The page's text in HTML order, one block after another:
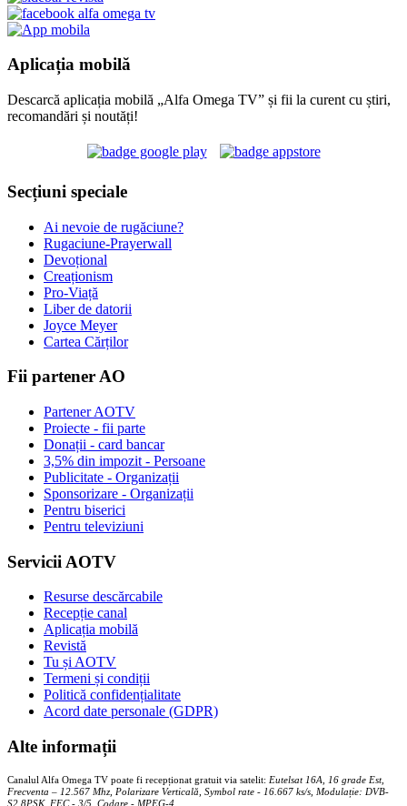
Aplicația mobilă
Descarcă aplicația mobilă „Alfa Omega TV” și fii la curent cu știri,
recomandări și noutăți!
Secțiuni speciale
Ai nevoie de rugăciune?
Rugaciune-Prayerwall
Devoțional
Creaționism
Pro-Viață
Liber de datorii
Joyce Meyer
Cartea Cărților
Fii partener AO
Partener AOTV
Proiecte - fii parte
Donații - card bancar
3,5% din impozit - Persoane
Publicitate - Organizații
Sponsorizare - Organizații
Pentru biserici
Pentru televiziuni
Servicii AOTV
Resurse descărcabile
Recepție canal
Aplicația mobilă
Revistă
Tu și AOTV
Termeni și condiții
Politică confidențialitate
Acord date personale (GDPR)
Alte informații
Canalul Alfa Omega TV poate fi recepționat gratuit via satelit: Eutelsat 16A, 16 grade Est,
Frecventa – 12.567 Mhz, Polarizare Verticală, Symbol rate - 16.667 ks/s, Modulație: DVB-
S2,8PSK, FEC - 3/5, Codare - MPEG-4